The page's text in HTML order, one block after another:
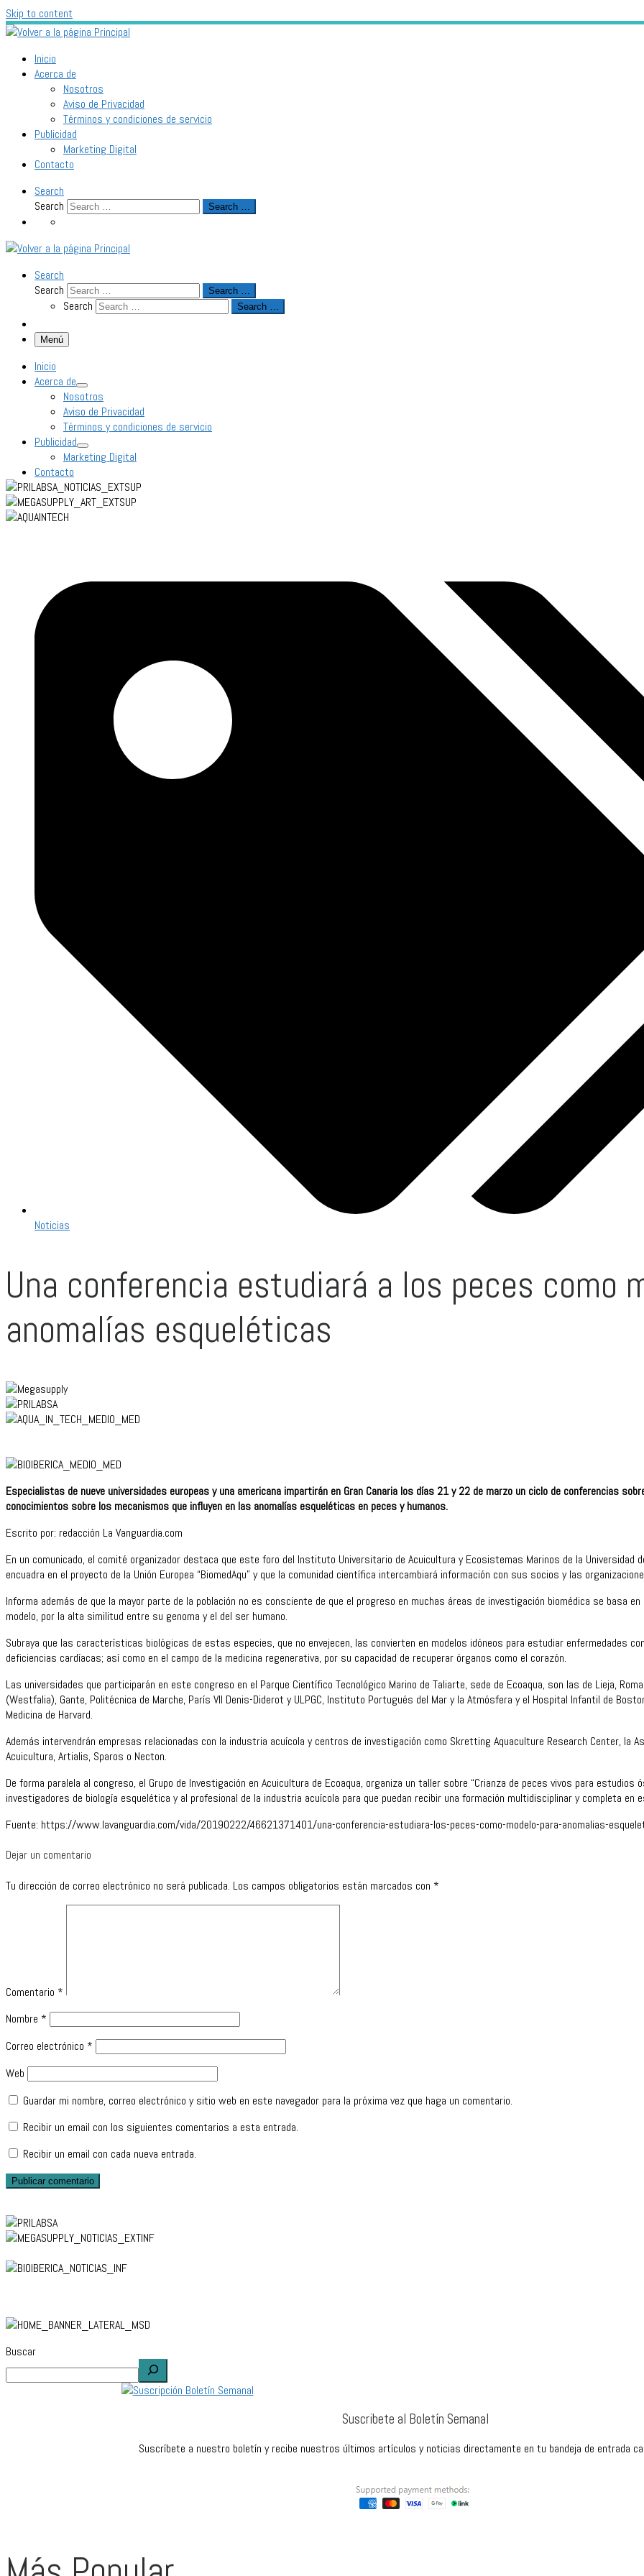
Skip to content
Inicio
Acerca de
Nosotros
Aviso de Privacidad
Términos y condiciones de servicio
Publicidad
Marketing Digital
Contacto
Search
Search
Search …
Search
Search
Search …
Search Search …
Menú
Inicio
Acerca de
Nosotros
Aviso de Privacidad
Términos y condiciones de servicio
Publicidad
Marketing Digital
Contacto
Noticias
Una conferencia estudiará a los peces como
anomalías esqueléticas
Especialistas de nueve universidades europeas y una americana impartirán en Gran Canaria los días 21 y 22 de marzo un ciclo de conferencias
conocimientos sobre los mecanismos que influyen en las anomalías esqueléticas en peces y humanos.
Escrito por: redacción La Vanguardia.com
En un comunicado, el comité organizador destaca que este foro del Instituto Universitario de Acuicultura y Ecosistemas Marinos de la Universidad
encuadra en el proyecto de la Unión Europea “BiomedAqu” y que la comunidad científica intercambiará información con sus socios y las
Informa además de que la mayor parte de la población no es consciente de que el progreso en muchas áreas de investigación biomédica se basa
modelo, por la alta similitud entre su genoma y el del ser humano.
Subraya que las características biológicas de estas especies, que no envejecen, las convierten en modelos idóneos para estudiar enfermedades
deficiencias cardíacas; así como en el campo de la medicina regenerativa, por su capacidad de recuperar órganos como el corazón.
Las universidades que participarán en este congreso en el Parque Científico Tecnológico Marino de Taliarte, sede de Ecoaqua, son las de Lieja,
(Westfalia), Gante, Politécnica de Marche, París VII Denis-Diderot y ULPGC, Instituto Portugués del Mar y la Atmósfera y el Hospital Infantil de
Medicina de Harvard.
Además intervendrán empresas relacionadas con la industria acuícola y centros de investigación como Skretting Aquaculture Research Center, la
Acuicultura, Artialis, Sparos o Necton.
De forma paralela al congreso, el Grupo de Investigación en Acuicultura de Ecoaqua, organiza un taller sobre “Crianza de peces vivos para estudios
investigadores de biología esquelética y al profesional de la industria acuícola para que puedan recibir una formación multidisciplinar y completa en
Fuente: https://www.lavanguardia.com/vida/20190222/46621371401/una-conferencia-estudiara-los-peces-como-modelo-para-anomalias-
Dejar un comentario
Tu dirección de correo electrónico no será publicada. Los campos obligatorios están marcados con *
Comentario *
Nombre *
Correo electrónico *
Web
Guardar mi nombre, correo electrónico y sitio web en este navegador para la próxima vez que haga un comentario.
Recibir un email con los siguientes comentarios a esta entrada.
Recibir un email con cada nueva entrada.
Buscar
Suscribete al Boletín Semanal
Suscríbete a nuestro boletín y recibe nuestros últimos artículos y noticias directamente en tu bandeja de entrada